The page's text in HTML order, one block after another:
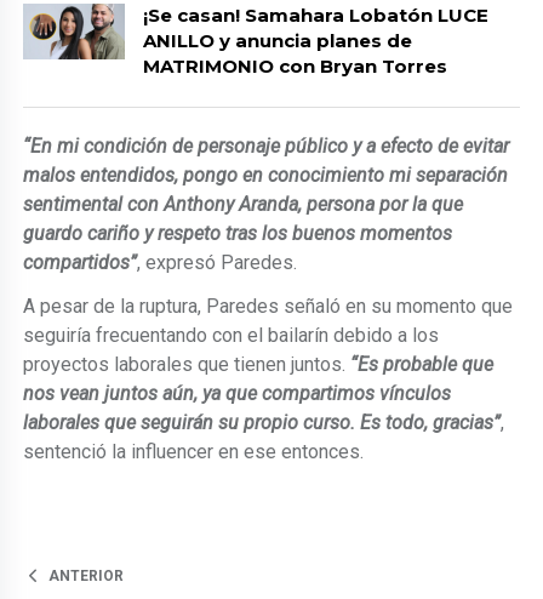
¡Se casan! Samahara Lobatón LUCE
ANILLO y anuncia planes de
MATRIMONIO con Bryan Torres
“En mi condición de personaje público y a efecto de evitar
malos entendidos, pongo en conocimiento mi separación
sentimental con Anthony Aranda, persona por la que
guardo cariño y respeto tras los buenos momentos
compartidos”, expresó Paredes.
A pesar de la ruptura, Paredes señaló en su momento que
seguiría frecuentando con el bailarín debido a los
proyectos laborales que tienen juntos. “Es probable que
nos vean juntos aún, ya que compartimos vínculos
laborales que seguirán su propio curso. Es todo, gracias”,
sentenció la influencer en ese entonces.
ANTERIOR